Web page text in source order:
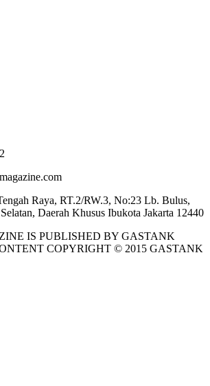
Raya, RT.2/RW.3, No:23 Lb. Bulus,
Daerah Khusus Ibukota Jakarta 12440
IS PUBLISHED BY GASTANK
COPYRIGHT © 2015 GASTANK